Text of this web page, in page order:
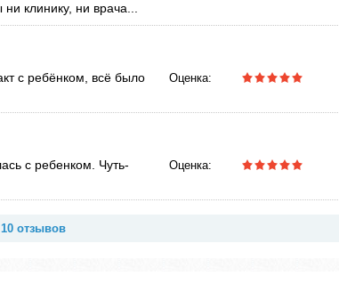
клинику, ни врача...
с ребёнком, всё было
Оценка:
с ребенком. Чуть-
Оценка:
отзывов